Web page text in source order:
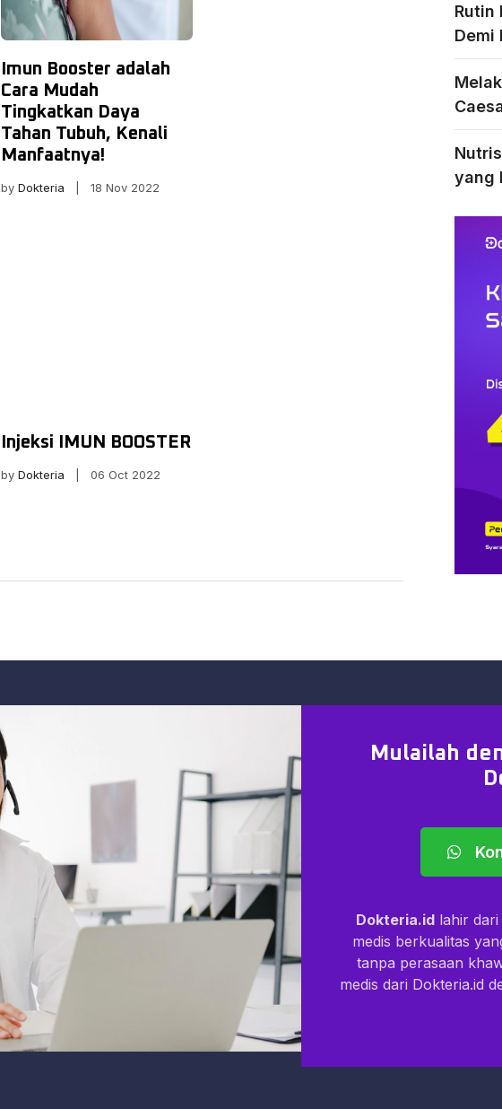
Imun Booster adalah
Cara Mudah
Tingkatkan Daya
Tahan Tubuh, Kenali
Manfaatnya!
by Dokteria | 18 Nov 2022
Injeksi IMUN BOOSTER
by Dokteria | 06 Oct 2022
Rutin
Demi
yang
Mulailah
Dokteria.idlahir dari
medis berkualitas
tanpa perasaan
medis dari Dokteria.id